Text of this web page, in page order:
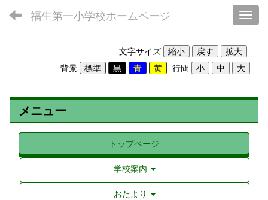
福生第一小学校ホームページ
文字サイズ
背景
行間
メニュー
トップページ
学校案内
おたより